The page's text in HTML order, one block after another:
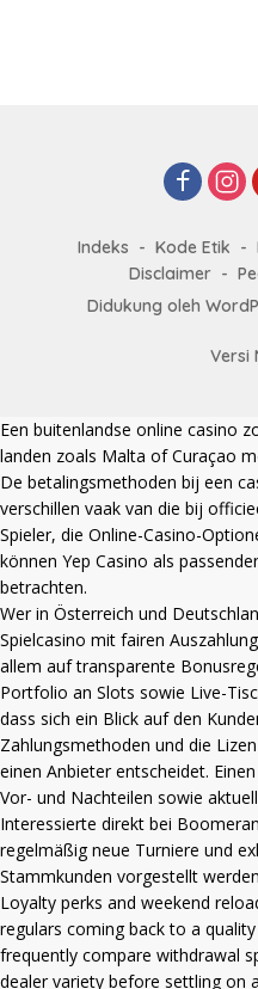
Indeks Kode Etik
Disclaimer
Didukung oleh
Versi
Een buitenlandse online casino
landen zoals Malta of Curaçao
De betalingsmethoden bij een
verschillen vaak van die bij
Spieler, die Online-Casino-
können Yep Casino als
betrachten.
Wer in Österreich und
Spielcasino mit fairen
allem auf transparente
Portfolio an Slots sowie Live-
dass sich ein Blick auf den
Zahlungsmethoden und die
einen Anbieter entscheidet.
Vor- und Nachteilen sowie
Interessierte direkt bei
regelmäßig neue Turniere und
Stammkunden vorgestellt
Loyalty perks and weekend
regulars coming back to a
frequently compare withdrawal
dealer variety before settling on